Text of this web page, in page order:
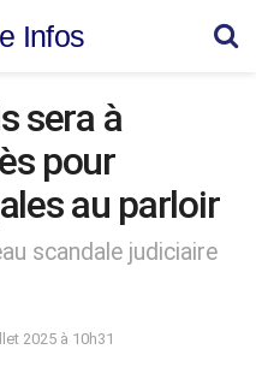
Infos
sera à
pour
au parloir
scandale judiciaire
2025 à 10h31